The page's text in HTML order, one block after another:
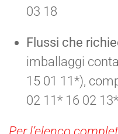
03 18
Flussi che
imballaggi
15 01 11*),
02 11* 16 02